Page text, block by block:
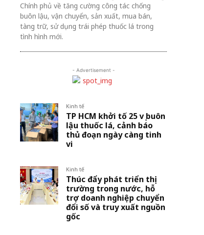
Chính phủ về tăng cường công tác chống
buôn lậu, vận chuyển, sản xuất, mua bán,
tàng trữ, sử dụng trái phép thuốc lá trong
tình hình mới.
- Advertisement -
Kinh tế
TP HCM khởi tố 25 vụ buôn
lậu thuốc lá, cảnh báo
thủ đoạn ngày càng tinh
vi
Kinh tế
Thúc đẩy phát triển thị
trường trong nước, hỗ
trợ doanh nghiệp chuyển
đổi số và truy xuất nguồn
gốc